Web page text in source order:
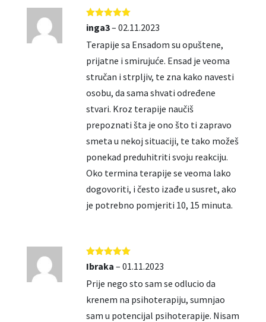
Ocjenjeno5
od 5
inga3– 02.11.2023
Terapije sa Ensadom su opuštene,
prijatne i smirujuće. Ensad je veoma
stručan i strpljiv, te zna kako navesti
osobu, da sama shvati određene
stvari. Kroz terapije naučiš
prepoznati šta je ono što ti zapravo
smeta u nekoj situaciji, te tako možeš
ponekad preduhitriti svoju reakciju.
Oko termina terapije se veoma lako
dogovoriti, i često izađe u susret, ako
je potrebno pomjeriti 10, 15 minuta.
Ocjenjeno5
od 5
Ibraka – 01.11.2023
Prije nego sto sam se odlucio da
krenem na psihoterapiju, sumnjao
sam u potencijal psihoterapije. Nisam